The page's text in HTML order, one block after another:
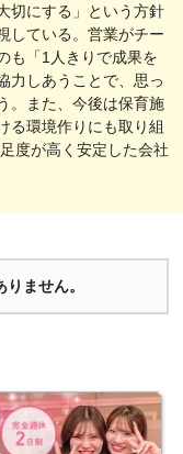
切にする」という方針
している。営業がチー
も「1人きりで成果を
力しあうことで、思っ
。また、今後は保育施
る環境作りにも取り組
度が高く安定した会社
ません。